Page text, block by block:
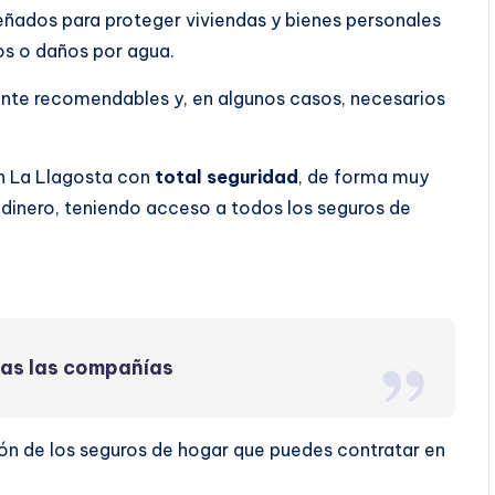
para proteger viviendas y bienes personales
o daños por agua.
recomendables y, en algunos casos, necesarios
La Llagosta con total seguridad , de forma muy
teniendo acceso a todos los seguros de
las compañías
de los seguros de hogar que puedes contratar en